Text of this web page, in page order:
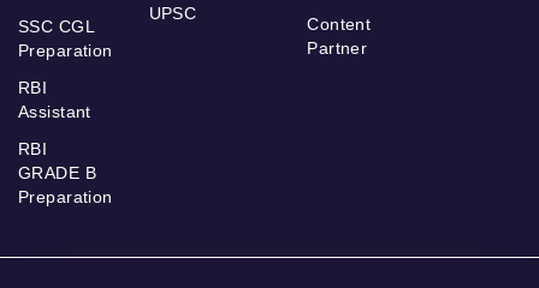
SSC CGL
Preparation
RBI
Assistant
RBI
GRADE B
Preparation
UPSC
Content
Partner